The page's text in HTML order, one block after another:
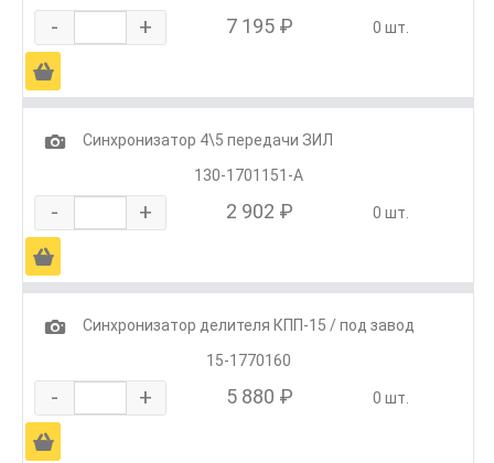
- + 7 195 ₽ 0 шт.
Ä
1
Синхронизатор 4\5 передачи ЗИЛ
130-1701151-А
- + 2 902 ₽ 0 шт.
Ä
1
Синхронизатор делителя КПП-15 / под завод
15-1770160
- + 5 880 ₽ 0 шт.
Ä